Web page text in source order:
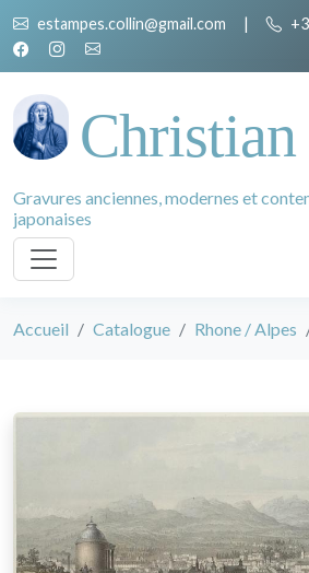
estampes.collin@gmail.com |
Gravures anciennes, modernes et
japonaises
Accueil Catalogue Rhone / Alpes